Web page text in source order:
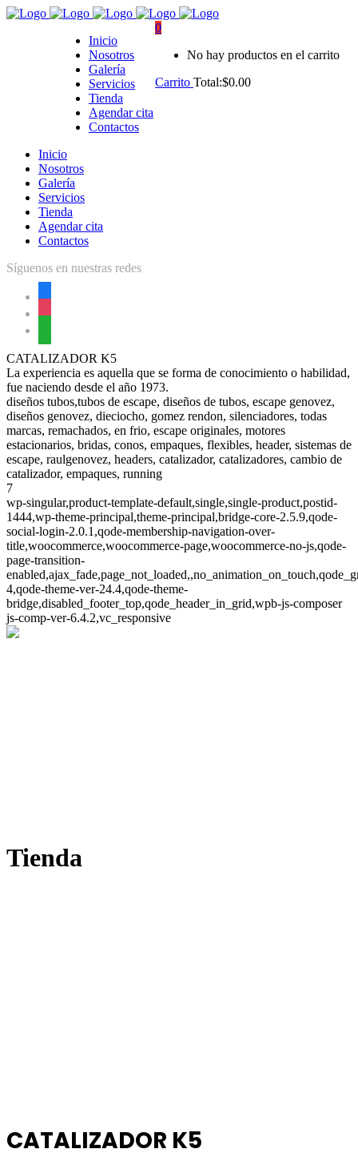
0
No hay productos en el carrito
Carrito Total:$0.00
Inicio
Nosotros
Galería
Servicios
Tienda
Agendar cita
Contactos
Inicio
Nosotros
Galería
Servicios
Tienda
Agendar cita
Contactos
Síguenos en nuestras redes
CATALIZADOR K5
La experiencia es aquella que se forma de conocimiento o habilidad,
fue naciendo desde el año 1973.
diseños tubos,tubos de escape, diseños de tubos, escape genovez,
diseños genovez, dieciocho, gomez rendon, silenciadores, todas
marcas, remachados, en frio, escape originales, motores
estacionarios, bridas, conos, empaques, flexibles, header, sistemas de
escape, raulgenovez, headers, catalizador, catalizadores, cambio de
catalizador, empaques, running
7
wp-singular,product-template-default,single,single-product,postid-
1444,wp-theme-principal,theme-principal,bridge-core-2.5.9,qode-
social-login-2.0.1,qode-membership-navigation-over-
title,woocommerce,woocommerce-page,woocommerce-no-js,qode-
page-transition-
4,qode-theme-ver-24.4,qode-theme-
bridge,disabled_footer_top,qode_header_in_grid,wpb-js-composer
js-comp-ver-6.4.2,vc_responsive
Tienda
CATALIZADOR K5